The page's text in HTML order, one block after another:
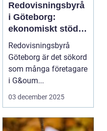
Redovisningsbyrå
i Göteborg:
ekonomiskt stöd
för ditt företag
Redovisningsbyrå
Göteborg är det sökord
som många företagare
i G&oum...
03 december 2025